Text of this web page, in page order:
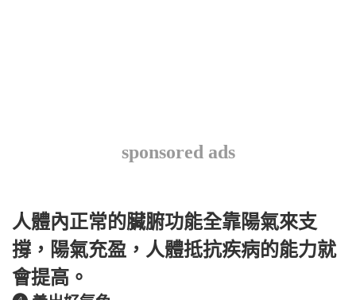
sponsored ads
人體內正常的臟腑功能全靠陽氣來支
撐，陽氣充盈，人體抵抗疾病的能力就
會提高。